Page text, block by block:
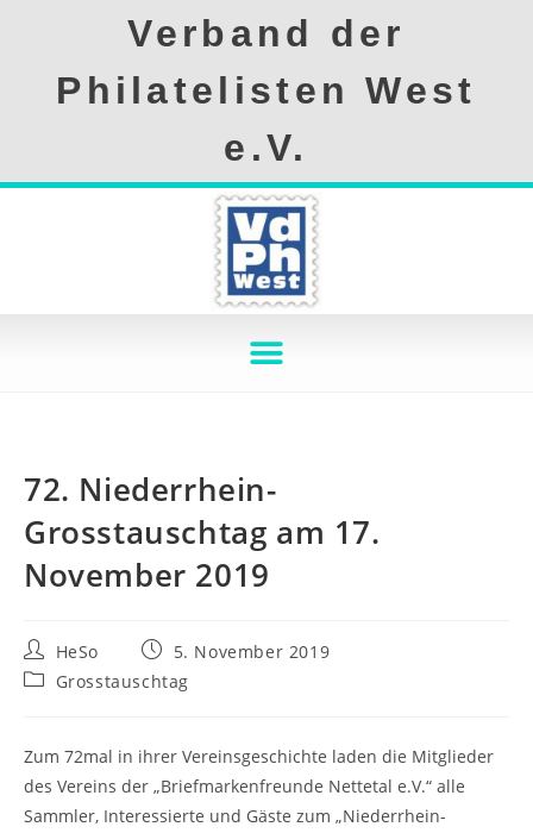
Verband der
Philatelisten West
e.V.
72. Niederrhein-
Grosstauschtag am 17.
November 2019
HeSo
5. November 2019
Grosstauschtag
Zum 72mal in ihrer Vereinsgeschichte laden die Mitglieder
des Vereins der „Briefmarkenfreunde Nettetal e.V.“ alle
Sammler, Interessierte und Gäste zum „Niederrhein-